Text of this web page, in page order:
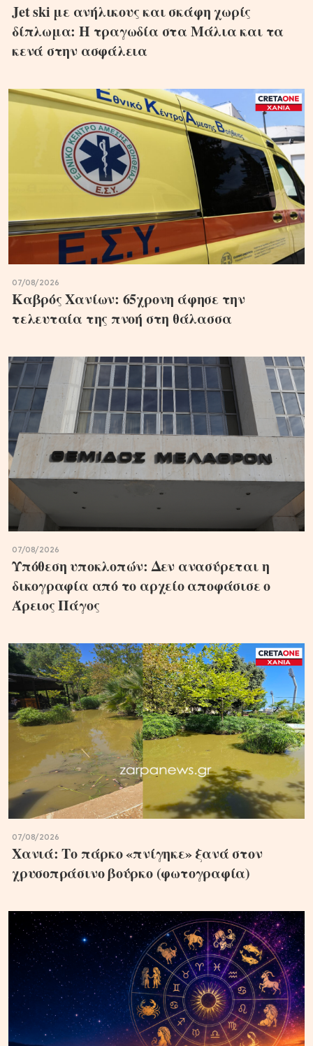
Jet ski με ανήλικους και σκάφη χωρίς
δίπλωμα: Η τραγωδία στα Μάλια και τα
κενά στην ασφάλεια
07/08/2026
Καβρός Χανίων: 65χρονη άφησε την
τελευταία της πνοή στη θάλασσα
07/08/2026
Υπόθεση υποκλοπών: Δεν ανασύρεται η
δικογραφία από το αρχείο αποφάσισε ο
Άρειος Πάγος
07/08/2026
Χανιά: Το πάρκο «πνίγηκε» ξανά στον
χρυσοπράσινο βούρκο (φωτογραφία)